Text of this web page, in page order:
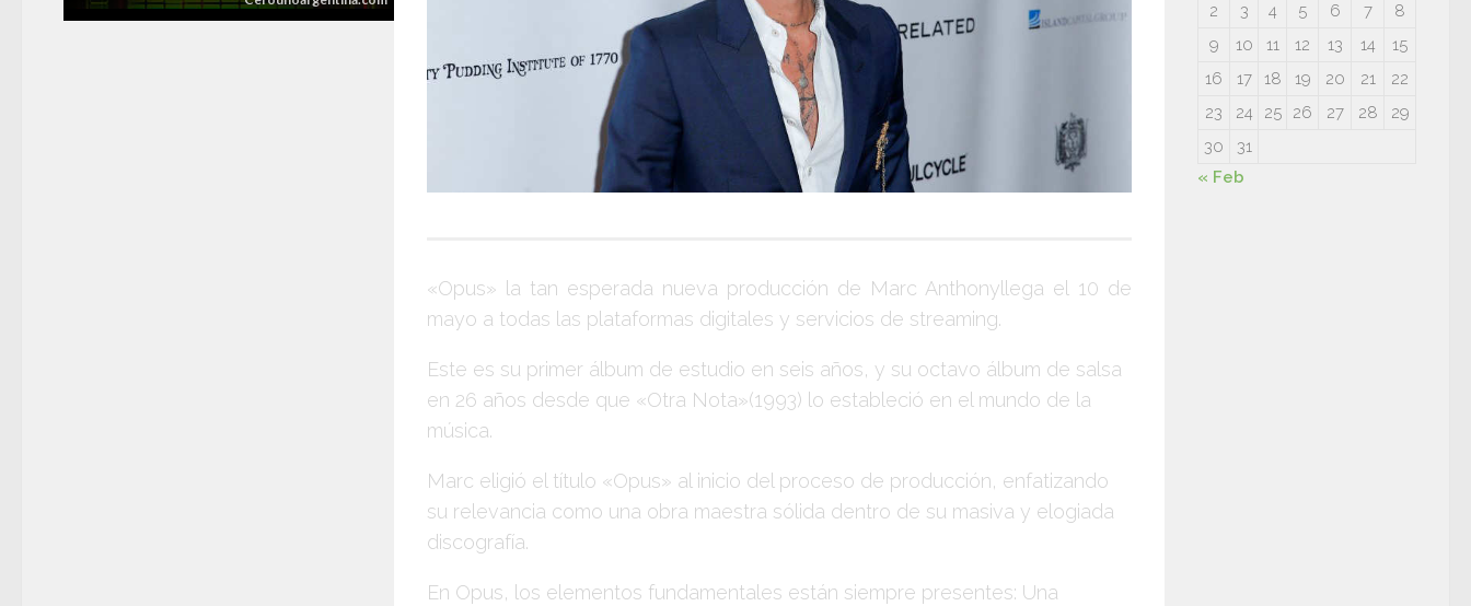
«Opus» la tan esperada nueva producción de Marc Anthony llega el 10 de
mayo a todas las plataformas digitales y servicios de streaming.
Este es su primer álbum de estudio en seis años, y su octavo álbum de salsa
en 26 años desde que «Otra Nota»(1993) lo estableció en el mundo de la
música.
Marc eligió el título «Opus» al inicio del proceso de producción, enfatizando
su relevancia como una obra maestra sólida dentro de su masiva y elogiada
discografía.
En Opus, los elementos fundamentales están siempre presentes: Una
2
3 4 5 6 7
8
9
10 11 12 13 14
15
16
17 18 19 20 21
22
23
24 25 26 27 28
29
30
31
« Feb